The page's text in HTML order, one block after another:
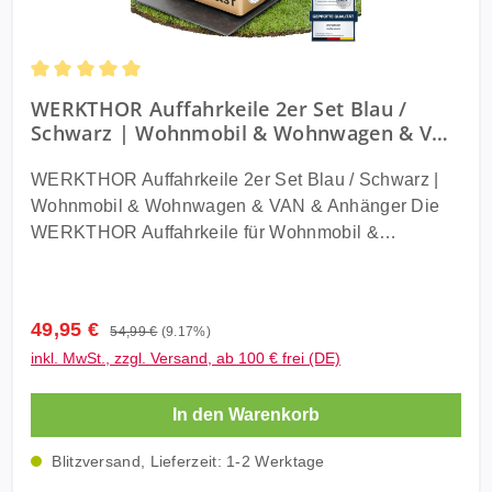
WERKTHORFarbe: Orange /
Verpackungsabmessungen : 33,5 x 24,7 x 18,2 cm
Gewicht: 3,72 kgLieferung:WERKTHOR Auffahrkeile
2er Set Orange / Schwarz inkl. Transporttasche
WERKTHOR Auffahrkeile 2er Set Blau /
Schwarz | Wohnmobil & Wohnwagen & VAN
WERKTHOR Auffahrkeile 2er Set Blau / Schwarz |
Wohnmobil & Wohnwagen & VAN & Anhänger Die
WERKTHOR Auffahrkeile für Wohnmobil &
verhindert. Mit einer schnellen und stufenlosen
Nivellierung von bis zu 10 cm bieten unsere
Auffahrkeile eine praktische Lösung für jedes
Gelände, sei es Schotter, Rasen oder Sand.
WitterungsbeständigUniversell EinsetzbarSchnelles
& stufenfreies NivellierenRobuste VerarbeitungIhre
Verkaufspreis:
49,95 € Regulärer Preis:
54,99 € (9.17%)
inkl. MwSt., zzgl. Versand, ab 100 € frei (DE)
In den Warenkorb
Blitzversand, Lieferzeit: 1-2 Werktage